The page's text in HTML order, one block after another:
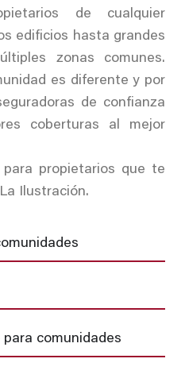
de cualquier
edificios hasta grandes
zonas comunes.
es diferente y por
de confianza
coberturas al mejor
propietarios que te
Ilustración.
comunidades